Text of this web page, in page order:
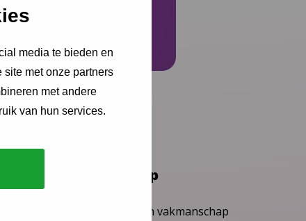
media te bieden en
met onze partners
met andere
van hun services.
Vakmanschap
Waardengedreven vakmanschap